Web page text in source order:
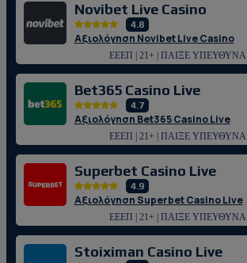
Novibet Live Casino
4.8
Αξιολόγηση Novibet Live Casino
ΕΕΕΠ | 21+ | ΠΑΙΞΕ ΥΠΕΥΘΥΝΑ
Bet365 Casino Live
4.7
Αξιολόγηση Bet365 Casino Live
ΕΕΕΠ | 21+ | ΠΑΙΞΕ ΥΠΕΥΘΥΝΑ
Superbet Casino Live
4.9
Αξιολόγηση Superbet Casino Live
ΕΕΕΠ | 21+ | ΠΑΙΞΕ ΥΠΕΥΘΥΝΑ
Stoiximan Casino Live